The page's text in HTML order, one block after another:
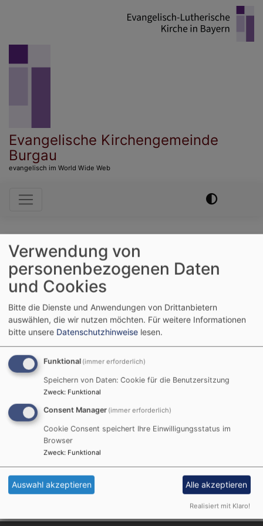
Evangelische Kirchengemeinde
Burgau
evangelisch im World Wide Web
Hauptnavigation
Lebensstationen
Gerne sind wir Ihre Ansprechpartner bei:
Taufen
Konfirmation
Trauungen
Beerdigungen...
Kontakt: Pfarrerin Tina Griffith
Tel. 08222 - 2590 oder
Verwendung von
personenbezogenen Daten
und Cookies
Bitte die Dienste und Anwendungen von Drittanbietern
auswählen, die wir nutzen möchten. Für weitere Informationen
bitte unsere Datenschutzhinweise lesen.
Funktional (immer erforderlich)
Speichern von Daten: Cookie für die Benutzersitzung
Zweck: Funktional
Consent Manager (immer erforderlich)
Cookie Consent speichert Ihre Einwilligungsstatus im
Browser
Zweck: Funktional
Auswahl akzeptieren Alle akzeptieren
Realisiert mit Klaro!